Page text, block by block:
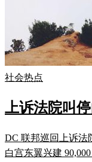
社会热点
上诉法院叫
DC 联邦巡回上诉法
白宫东翼兴建